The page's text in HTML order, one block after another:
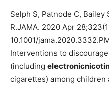
Selph S, Patnode C, Bailey
R.JAMA. 2020 Apr
10.1001/
Interventions to
(including
cigarettes) among children